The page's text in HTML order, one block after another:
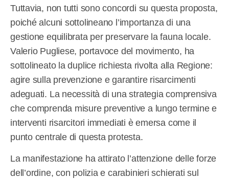
Tuttavia, non tutti sono concordi su questa proposta,
poiché alcuni sottolineano l’importanza di una
gestione equilibrata per preservare la fauna locale.
Valerio Pugliese, portavoce del movimento, ha
sottolineato la duplice richiesta rivolta alla Regione:
agire sulla prevenzione e garantire risarcimenti
adeguati. La necessità di una strategia comprensiva
che comprenda misure preventive a lungo termine e
interventi risarcitori immediati è emersa come il
punto centrale di questa protesta.
La manifestazione ha attirato l’attenzione delle forze
dell’ordine, con polizia e carabinieri schierati sul